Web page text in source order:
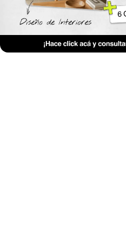
Materiales
Modulo 4 Espacios Comerciales
Feng Shui